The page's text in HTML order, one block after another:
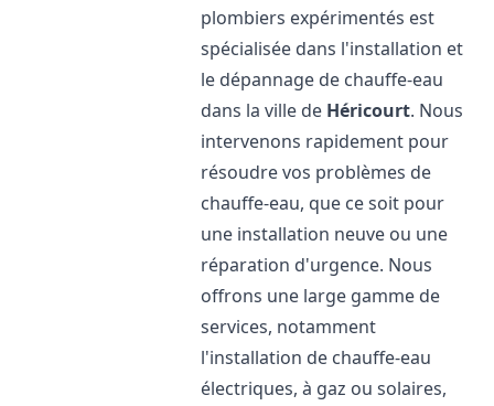
plombiers expérimentés est
spécialisée dans l'installation et
le dépannage de chauffe-eau
dans la ville de Héricourt. Nous
intervenons rapidement pour
résoudre vos problèmes de
chauffe-eau, que ce soit pour
une installation neuve ou une
réparation d'urgence. Nous
offrons une large gamme de
services, notamment
l'installation de chauffe-eau
électriques, à gaz ou solaires,